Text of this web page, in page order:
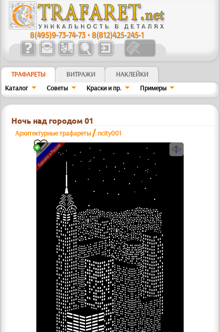
8(495)9-73-74-73 •8(812)425-245-1
ТРАФАРЕТЫ ВИТРАЖИ
НАКЛЕЙКИ
Каталог
Советы Краски и пр. Примеры
Ночь над городом 01
Архитектурные трафареты / ncity001
a